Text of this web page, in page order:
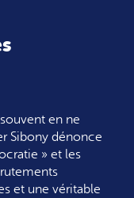
en ne
Sibony dénonce
» et les
et une véritable